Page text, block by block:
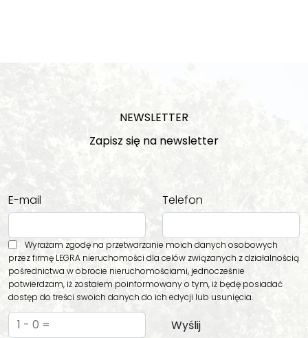
NEWSLETTER
Zapisz się na newsletter
E-mail Telefon
Wyrażam zgodę na przetwarzanie moich danych osobowych
przez firmę LEGRA nieruchomości dla celów związanych z działalnością
pośrednictwa w obrocie nieruchomościami, jednocześnie
potwierdzam, iż zostałem poinformowany o tym, iż będę posiadać
dostęp do treści swoich danych do ich edycji lub usunięcia.